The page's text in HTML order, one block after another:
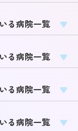
る病院一覧
る病院一覧
る病院一覧
る病院一覧